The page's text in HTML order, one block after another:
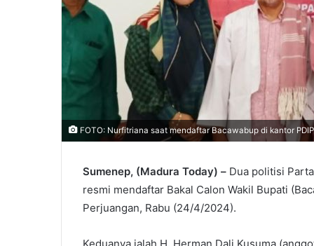
FOTO: Nurfitriana saat mendaftar Bacawabup di kantor
Sumenep, (Madura Today) – Dua politisi
resmi mendaftar Bakal Calon Wakil Bupati
Perjuangan, Rabu (24/4/2024).
Keduanya ialah H. Herman Dali Kusuma